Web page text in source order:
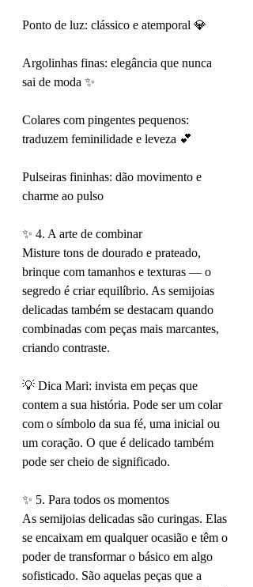
Ponto de luz: clássico e atemporal 💎
Argolinhas finas: elegância que nunca
sai de moda ✨
Colares com pingentes pequenos:
traduzem feminilidade e leveza 💕
Pulseiras fininhas: dão movimento e
charme ao pulso
✨ 4. A arte de combinar
Misture tons de dourado e prateado,
brinque com tamanhos e texturas — o
segredo é criar equilíbrio. As semijoias
delicadas também se destacam quando
combinadas com peças mais marcantes,
criando contraste.
💡 Dica Mari: invista em peças que
contem a sua história. Pode ser um colar
com o símbolo da sua fé, uma inicial ou
um coração. O que é delicado também
pode ser cheio de significado.
✨ 5. Para todos os momentos
As semijoias delicadas são curingas. Elas
se encaixam em qualquer ocasião e têm o
poder de transformar o básico em algo
sofisticado. São aquelas peças que a